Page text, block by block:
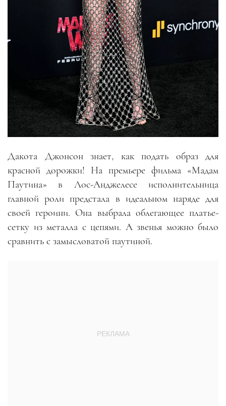
Дакота Джонсон знает, как подать образ для
красной дорожки! На премьере фильма «Мадам
Паутина» в Лос-Анджелесе исполнительница
главной роли предстала в идеальном наряде для
своей героини. Она выбрала облегающее платье-
сетку из металла с цепями. А звенья можно было
сравнить с замысловатой паутиной.